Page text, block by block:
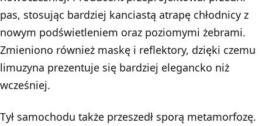
pas, stosując bardziej kanciastą atrapę chłodnicy z
nowym podświetleniem oraz poziomymi żebrami.
Zmieniono również maskę i reflektory, dzięki czemu
limuzyna prezentuje się bardziej elegancko niż
wcześniej.
Tył samochodu także przeszedł sporą metamorfozę.